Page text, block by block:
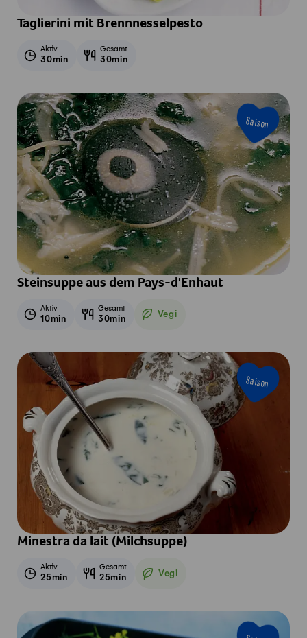
Taglierini mit Brennnesselpesto
Aktiv
30min
Gesamt
30min
Saison
Steinsuppe aus dem Pays-d'Enhaut
Aktiv
10min
Gesamt
30min Vegi
Vegetarisch
Saison
Minestra da lait (Milchsuppe)
Aktiv
25min
Gesamt
25min Vegi
Vegetarisch